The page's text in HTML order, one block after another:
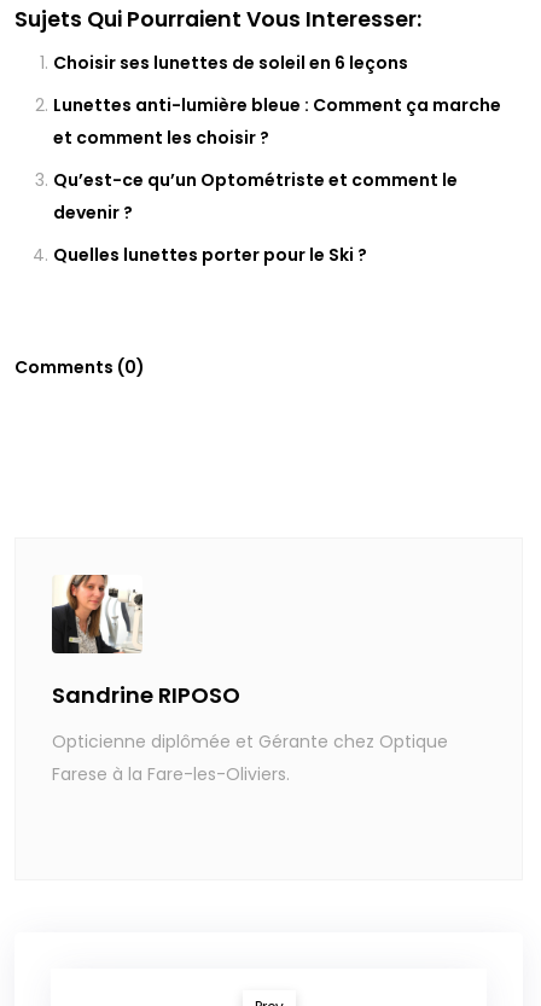
Sujets Qui Pourraient Vous Interesser:
Choisir ses lunettes de soleil en 6 leçons
Lunettes anti-lumière bleue : Comment ça marche
et comment les choisir ?
Qu’est-ce qu’un Optométriste et comment le
devenir ?
Quelles lunettes porter pour le Ski ?
Comments (0)
Sandrine RIPOSO
Opticienne diplômée et Gérante chez Optique
Farese à la Fare-les-Oliviers.